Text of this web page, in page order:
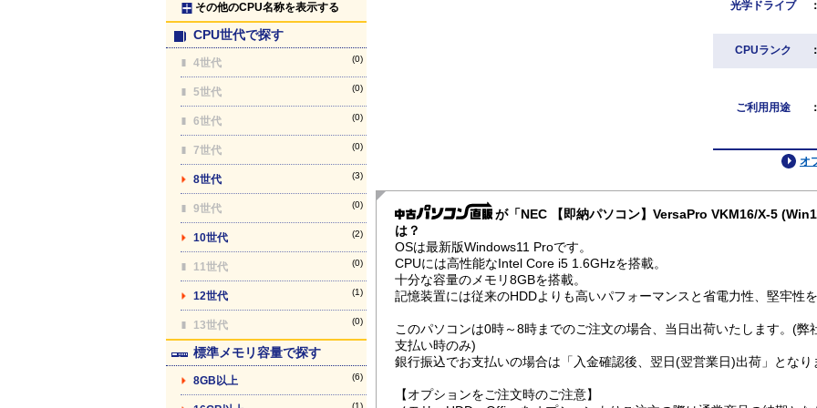
その他のCPU名称を表示する
CPU世代で探す
4世代 (0)
5世代 (0)
6世代 (0)
7世代 (0)
8世代 (3)
9世代 (0)
10世代 (2)
11世代 (0)
12世代 (1)
13世代 (0)
標準メモリ容量で探す
8GB以上 (6)
(1)
光学ドライブ
CPUランク
ご利用用途
オ
が「NEC 【即納パソコン】VersaPro VKM16/X-5
は？
OSは最新版Windows11 Proです。
CPUには高性能なIntel Core i5 1.6GHzを搭載。
十分な容量のメモリ8GBを搭載。
記憶装置には従来のHDDよりも高いパフォーマンスと省電力性、堅牢性
このパソコンは0時～8時までのご注文の場合、当日出荷いたします。(
支払い時のみ)
銀行振込でお支払いの場合は「入金確認後、翌日(翌営業日)出荷」となり
【オプションをご注文時のご注意】